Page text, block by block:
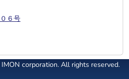
６号
corporation. All rights reserved.